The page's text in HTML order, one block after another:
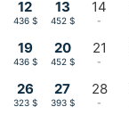
12
436 $
13
452 $
14
-
19
436 $
20
452 $
21
-
26
323 $
27
393 $
28
-